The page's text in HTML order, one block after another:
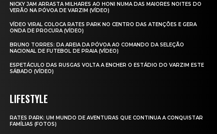
NICKY JAM ARRASTA MILHARES AO HONI NUMA DAS MAIORES NOITES DO
VERÃO NA PÓVOA DE VARZIM (VÍDEO)
VÍDEO VIRAL COLOCA RATES PARK NO CENTRO DAS ATENÇÕES E GERA
ONDA DE PROCURA (VÍDEO)
BRUNO TORRES: DA AREIA DA PÓVOA AO COMANDO DA SELEÇÃO
NACIONAL DE FUTEBOL DE PRAIA (VÍDEO)
ESPETÁCULO DAS RUSGAS VOLTA A ENCHER O ESTÁDIO DO VARZIM ESTE
SÁBADO (VÍDEO)
LIFESTYLE
RATES PARK: UM MUNDO DE AVENTURAS QUE CONTINUA A CONQUISTAR
FAMÍLIAS (FOTOS)